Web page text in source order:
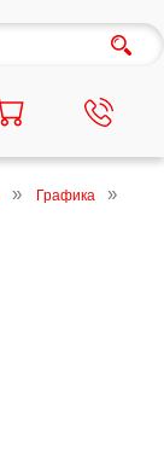
Графика